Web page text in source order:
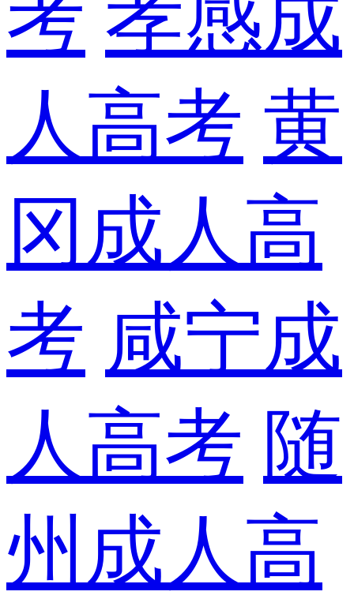
考 孝感成
人高考 黄
冈成人高
考 咸宁成
人高考 随
州成人高